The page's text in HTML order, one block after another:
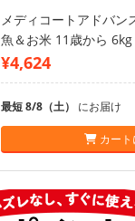
メディコートアドバン
魚＆お米 11歳から 6kg
¥4,624
最短 8/8（土） にお届け
カート